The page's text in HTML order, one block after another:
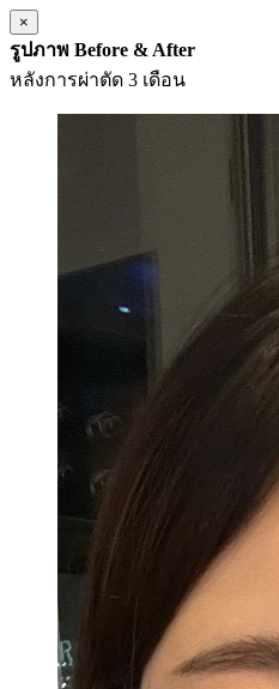
×
รูปภาพ Before & After
หลังการผ่าตัด 3 เดือน